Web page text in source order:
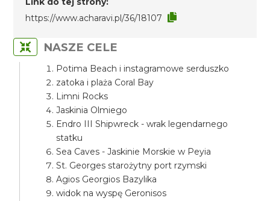
https://www.acharavi.pl/36/18107
NASZE CELE
Potima Beach i instagramowe serduszko
zatoka i plaża Coral Bay
Limni Rocks
Jaskinia Olmiego
Endro III Shipwreck - wrak legendarnego
statku
Sea Caves - Jaskinie Morskie w Peyia
St. Georges starożytny port rzymski
Agios Georgios Bazylika
widok na wyspę Geronisos